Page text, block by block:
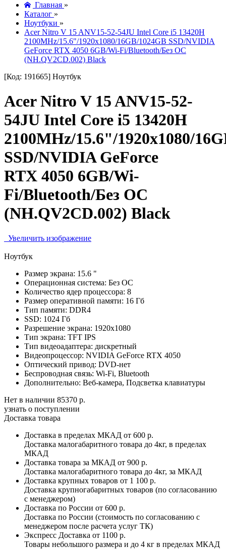
Главная »
Каталог »
Ноутбуки »
Acer Nitro V 15 ANV15-52-54JU Intel Core i5 13420H
2100MHz/15.6"/1920x1080/16GB/1024GB SSD/NVIDIA
GeForce RTX 4050 6GB/Wi-Fi/Bluetooth/Без ОС
(NH.QV2CD.002) Black
[Код: 191665] Ноутбук
Acer Nitro V 15 ANV15-52-
54JU Intel Core i5 13420H
2100MHz/15.6"/1920x1080/
SSD/NVIDIA GeForce
RTX 4050 6GB/Wi-
Fi/Bluetooth/Без ОС
(NH.QV2CD.002) Black
Увеличить изображение
Ноутбук
Размер экрана: 15.6 "
Операционная система: Без ОС
Количество ядер процессора: 8
Размер оперативной памяти: 16 Гб
Тип памяти: DDR4
SSD: 1024 Гб
Разрешение экрана: 1920x1080
Тип экрана: TFT IPS
Тип видеоадаптера: дискретный
Видеопроцессор: NVIDIA GeForce RTX 4050
Оптический привод: DVD-нет
Беспроводная связь: Wi-Fi, Bluetooth
Дополнительно: Веб-камера, Подсветка клавиатуры
Нет в наличии 85370 р.
узнать о поступлении
Доставка товара
Доставка в пределах МКАД от 600 р.
Доставка малогабаритного товара до 4кг, в пределах
МКАД
Доставка товара за МКАД от 900 р.
Доставка малогабаритного товара до 4кг, за МКАД
Доставка крупных товаров от 1 100 р.
Доставка крупногабаритных товаров (по согласованию
с менеджером)
Доставка по России от 600 р.
Доставка по России (стоимость по согласованию с
менеджером после расчета услуг ТК)
Экспресс Доставка от 1100 р.
Товары небольшого размера и до 4 кг в пределах МКАД